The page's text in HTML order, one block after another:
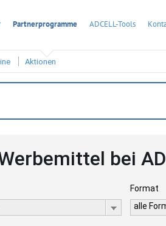
Partnerprogramme ADCELL-Tools
Aktionen
bei
Format
alle